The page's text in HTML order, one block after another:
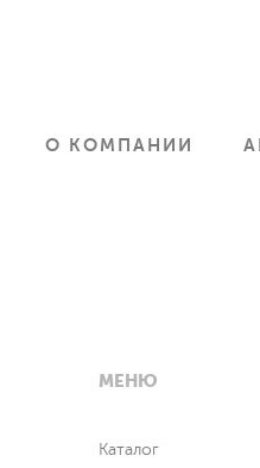
О КОМПАНИИ
МЕНЮ
Каталог